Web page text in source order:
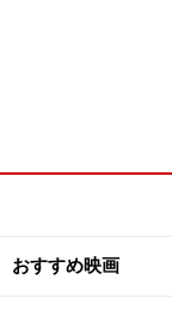
おすすめ映画